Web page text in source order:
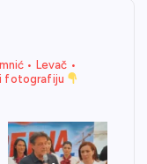
• Levač •
fotografiju